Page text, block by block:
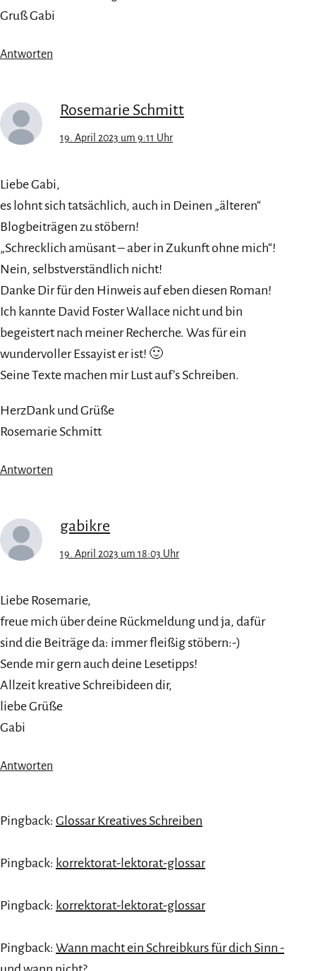
Gruß Gabi
Antworten
Rosemarie Schmitt
19. April 2023 um 9:11 Uhr
Liebe Gabi,
es lohnt sich tatsächlich, auch in Deinen „älteren“
Blogbeiträgen zu stöbern!
„Schrecklich amüsant – aber in Zukunft ohne mich“!
Nein, selbstverständlich nicht!
Danke Dir für den Hinweis auf eben diesen Roman!
Ich kannte David Foster Wallace nicht und bin
begeistert nach meiner Recherche. Was für ein
wundervoller Essayist er ist! 🙂
Seine Texte machen mir Lust auf’s Schreiben.
HerzDank und Grüße
Rosemarie Schmitt
Antworten
gabikre
19. April 2023 um 18:03 Uhr
Liebe Rosemarie,
freue mich über deine Rückmeldung und ja, dafür
sind die Beiträge da: immer fleißig stöbern:-)
Sende mir gern auch deine Lesetipps!
Allzeit kreative Schreibideen dir,
liebe Grüße
Gabi
Antworten
Pingback: Glossar Kreatives Schreiben
Pingback: korrektorat-lektorat-glossar
Pingback: korrektorat-lektorat-glossar
Pingback: Wann macht ein Schreibkurs für dich Sinn -